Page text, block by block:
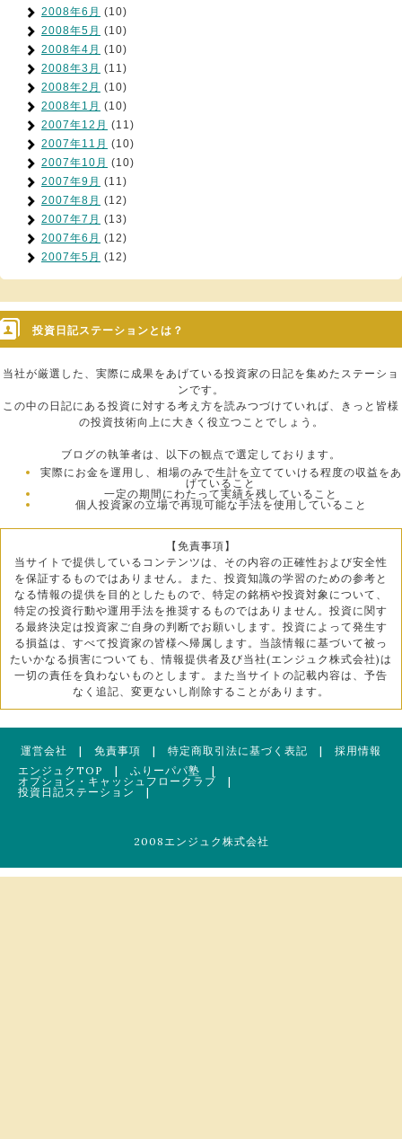
2008年6月 (10)
2008年5月 (10)
2008年4月 (10)
2008年3月 (11)
2008年2月 (10)
2008年1月 (10)
2007年12月 (11)
2007年11月 (10)
2007年10月 (10)
2007年9月 (11)
2007年8月 (12)
2007年7月 (13)
2007年6月 (12)
2007年5月 (12)
投資日記ステーションとは？
当社が厳選した、実際に成果をあげている投資家の日記を集めたステーショ
ンです。
この中の日記にある投資に対する考え方を読みつづけていれば、きっと皆様
の投資技術向上に大きく役立つことでしょう。
ブログの執筆者は、以下の観点で選定しております。
実際にお金を運用し、相場のみで生計を立てていける程度の収益をあ
げていること
一定の期間にわたって実績を残していること
個人投資家の立場で再現可能な手法を使用していること
【免責事項】
当サイトで提供しているコンテンツは、その内容の正確性および安全性
を保証するものではありません。また、投資知識の学習のための参考と
なる情報の提供を目的としたもので、特定の銘柄や投資対象について、
特定の投資行動や運用手法を推奨するものではありません。投資に関す
る最終決定は投資家ご自身の判断でお願いします。投資によって発生す
る損益は、すべて投資家の皆様へ帰属します。当該情報に基づいて被っ
たいかなる損害についても、情報提供者及び当社(エンジュク株式会社)は
一切の責任を負わないものとします。また当サイトの記載内容は、予告
なく追記、変更ないし削除することがあります。
運営会社 | 免責事項 | 特定商取引法に基づく表記 | 採用情報
エンジュクTOP
| ふりーパパ塾 |
オプション・キャッシュフロークラブ |
投資日記ステーション
|
2008エンジュク株式会社